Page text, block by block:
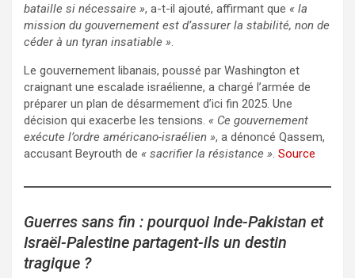
bataille si nécessaire », a-t-il ajouté, affirmant que « la
mission du gouvernement est d’assurer la stabilité, non de
céder à un tyran insatiable ».
Le gouvernement libanais, poussé par Washington et
craignant une escalade israélienne, a chargé l’armée de
préparer un plan de désarmement d’ici fin 2025. Une
décision qui exacerbe les tensions. « Ce gouvernement
exécute l’ordre américano-israélien », a dénoncé Qassem,
accusant Beyrouth de « sacrifier la résistance ». Source
Guerres sans fin : pourquoi Inde-Pakistan et
Israël-Palestine partagent-ils un destin
tragique ?